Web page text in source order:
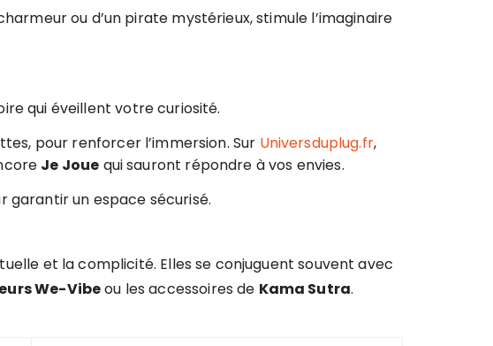
ou d’un pirate mystérieux, stimule l’imaginaire
qui éveillent votre curiosité.
pour renforcer l’immersion. Sur Universduplug.fr,
Je Joue qui sauront répondre à vos envies.
garantir un espace sécurisé.
et la complicité. Elles se conjuguent souvent avec
We-Vibeou les accessoires de Kama Sutra.